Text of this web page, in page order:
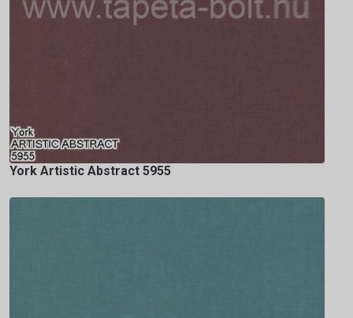
York Artistic Abstract 5955